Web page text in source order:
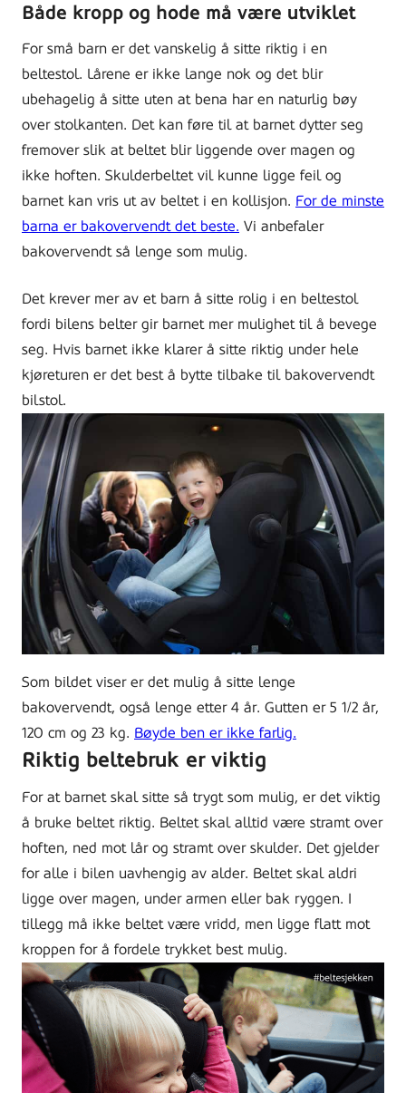
Både kropp og hode må være utviklet
For små barn er det vanskelig å sitte riktig i en
beltestol. Lårene er ikke lange nok og det blir
ubehagelig å sitte uten at bena har en naturlig bøy
over stolkanten. Det kan føre til at barnet dytter seg
fremover slik at beltet blir liggende over magen og
ikke hoften. Skulderbeltet vil kunne ligge feil og
barnet kan vris ut av beltet i en kollisjon. For de minste
barna er bakovervendt det beste. Vi anbefaler
bakovervendt så lenge som mulig.
Det krever mer av et barn å sitte rolig i en beltestol
fordi bilens belter gir barnet mer mulighet til å bevege
seg. Hvis barnet ikke klarer å sitte riktig under hele
kjøreturen er det best å bytte tilbake til bakovervendt
bilstol.
Som bildet viser er det mulig å sitte lenge
bakovervendt, også lenge etter 4 år. Gutten er 5 1/2 år,
120 cm og 23 kg. Bøyde ben er ikke farlig.
Riktig beltebruk er viktig
For at barnet skal sitte så trygt som mulig, er det viktig
å bruke beltet riktig. Beltet skal alltid være stramt over
hoften, ned mot lår og stramt over skulder. Det gjelder
for alle i bilen uavhengig av alder. Beltet skal aldri
ligge over magen, under armen eller bak ryggen. I
tillegg må ikke beltet være vridd, men ligge flatt mot
kroppen for å fordele trykket best mulig.